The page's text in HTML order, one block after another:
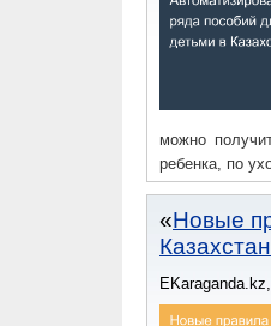
можно
ребенка, по
Новые
EKaraganda.kz,